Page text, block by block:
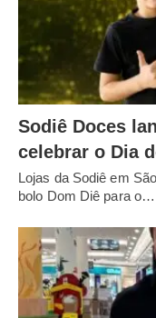
Sodiê Doces
celebrar o Dia
Lojas da Sodiê em
bolo Dom Diê para o…